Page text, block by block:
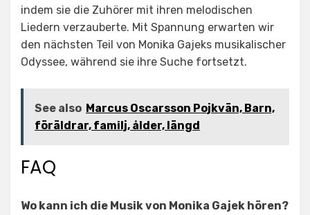
indem sie die Zuhörer mit ihren melodischen
Liedern verzauberte. Mit Spannung erwarten wir
den nächsten Teil von Monika Gajeks musikalischer
Odyssee, während sie ihre Suche fortsetzt.
See also Marcus Oscarsson Pojkvän, Barn,
föräldrar, familj, ålder, längd
FAQ
Wo kann ich die Musik von Monika Gajek hören?